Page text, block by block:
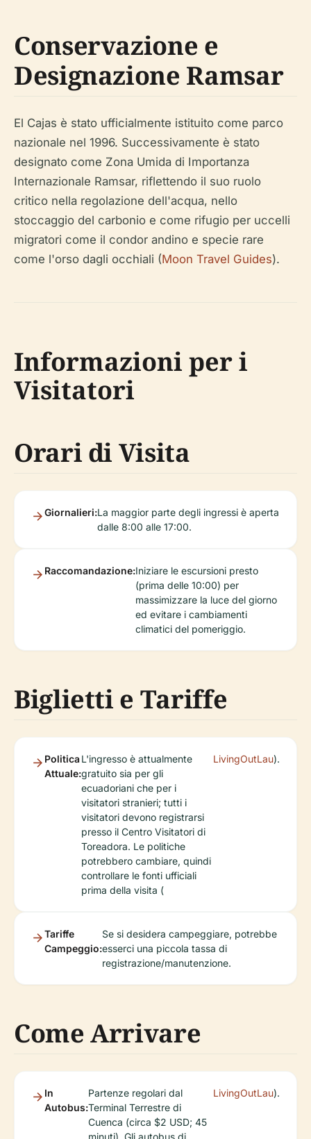
Conservazione e
Designazione Ramsar
El Cajas è stato ufficialmente istituito come parco
nazionale nel 1996. Successivamente è stato
designato come Zona Umida di Importanza
Internazionale Ramsar, riflettendo il suo ruolo
critico nella regolazione dell'acqua, nello
stoccaggio del carbonio e come rifugio per uccelli
migratori come il condor andino e specie rare
come l'orso dagli occhiali (Moon Travel Guides).
Informazioni per i
Visitatori
Orari di Visita
Giornalieri:La maggior parte degli ingressi è aperta
dalle 8:00 alle 17:00.
Raccomandazione:Iniziare le escursioni presto
(prima delle 10:00) per
massimizzare la luce del giorno
ed evitare i cambiamenti
climatici del pomeriggio.
Biglietti e Tariffe
Politica
Attuale:
L'ingresso è attualmente
gratuito sia per gli
ecuadoriani che per i
visitatori stranieri; tutti i
visitatori devono registrarsi
presso il Centro Visitatori di
Toreadora. Le politiche
potrebbero cambiare, quindi
controllare le fonti ufficiali
prima della visita (
LivingOutLau).
Tariffe
Campeggio:
Se si desidera campeggiare, potrebbe
esserci una piccola tassa di
registrazione/manutenzione.
Come Arrivare
In
Autobus:
Partenze regolari dal
Terminal Terrestre di
Cuenca (circa $2 USD; 45
minuti). Gli autobus di
LivingOutLau).